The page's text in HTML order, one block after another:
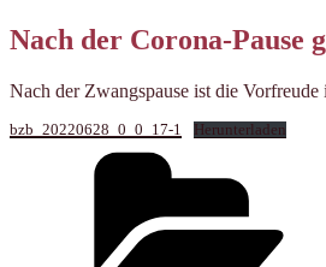
Nach der Corona-Pause
Nach der Zwangspause ist die
bzb_20220628_0_0_17-1 Herunterladen